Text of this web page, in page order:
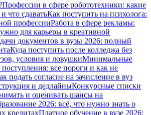
Профессии в сфере робототехники: какие
что сдаватьКак поступить на психолога:
профессииРабота в сфере рекламы:
для карьеры в креативной
документов в вузы 2026: полный
Куда поступить после колледжа без
условия и ловушкиМинимальные
все пороги и как не
подать согласие на зачисление в вуз
и дедлайныКонкурсные списки
и оценивать шансы на
2026: всё, что нужно знать о
кредитахПлатное обучение в вузе 2026: